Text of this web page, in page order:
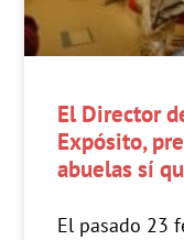
El Director
Expósito,
abuelas sí
El pasado 23